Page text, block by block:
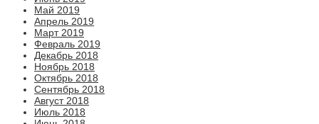
Май 2019
Апрель 2019
Март 2019
Февраль 2019
Декабрь 2018
Ноябрь 2018
Октябрь 2018
Сентябрь 2018
Август 2018
Июль 2018